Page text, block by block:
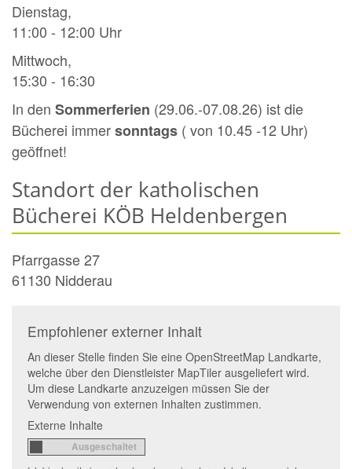
Dienstag,
11:00 - 12:00 Uhr
Mittwoch,
15:30 - 16:30
In den Sommerferien (29.06.-07.08.26) ist die
Bücherei immersonntags ( von 10.45 -12 Uhr)
geöffnet!
Standort der katholischen
Bücherei KÖB Heldenbergen
Pfarrgasse 27
61130 Nidderau
Empfohlener externer Inhalt
An dieser Stelle finden Sie eine OpenStreetMap Landkarte,
welche über den Dienstleister MapTiler ausgeliefert wird.
Um diese Landkarte anzuzeigen müssen Sie der
Verwendung von externen Inhalten zustimmen.
Externe Inhalte